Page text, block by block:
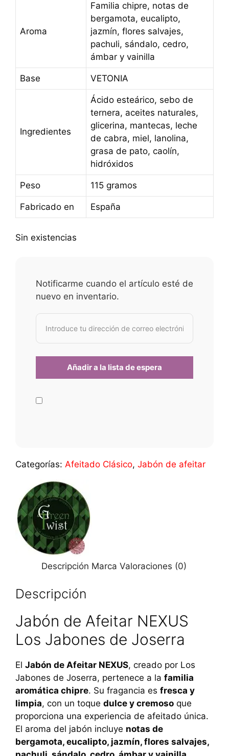
Aroma
Familia chipre, notas de
bergamota, eucalipto,
jazmín, flores salvajes,
pachuli, sándalo, cedro,
ámbar y vainilla
Base VETONIA
Ingredientes
Ácido esteárico, sebo de
ternera, aceites naturales,
glicerina, mantecas, leche
de cabra, miel, lanolina,
grasa de pato, caolín,
hidróxidos
Peso 115 gramos
Fabricado en España
Sin existencias
Notificarme cuando el artículo esté de
nuevo en inventario.
Categorías: Afeitado Clásico, Jabón de afeitar
Descripción Marca Valoraciones (0)
Descripción
Jabón de Afeitar NEXUS
Los Jabones de Joserra
El Jabón de Afeitar NEXUS, creado por Los
Jabones de Joserra, pertenece a la familia
aromática chipre. Su fragancia es fresca y
limpia, con un toque dulce y cremoso que
proporciona una experiencia de afeitado única.
El aroma del jabón incluye notas de
bergamota, eucalipto, jazmín, flores salvajes,